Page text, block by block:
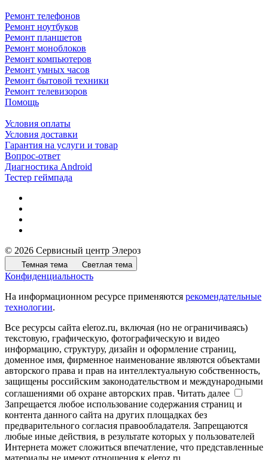
Ремонт телефонов
Ремонт ноутбуков
Ремонт планшетов
Ремонт моноблоков
Ремонт компьютеров
Ремонт умных часов
Ремонт бытовой техники
Ремонт телевизоров
Помощь
Условия оплаты
Условия доставки
Гарантия на услуги и товар
Вопрос-ответ
Диагностика Android
Тестер геймпада
© 2026 Сервисный центр Элероз
Темная тема Светлая тема
Конфиденциальность
На информационном ресурсе применяются рекомендательные
технологии.
Все ресурсы сайта eleroz.ru, включая (но не ограничиваясь)
текстовую, графическую, фотографическую и видео
информацию, структуру, дизайн и оформление страниц,
доменное имя, фирменное наименование являются объектами
авторского права и прав на интеллектуальную собственность,
защищены российским законодательством и международными
соглашениями об охране авторских прав. Читать далее
Запрещается любое использование содержания страниц и
контента данного сайта на других площадках без
предварительного согласия правообладателя. Запрещаются
любые иные действия, в результате которых у пользователей
Интернета может сложиться впечатление, что представленные
материалы не имеют отношения к eleroz.ru.